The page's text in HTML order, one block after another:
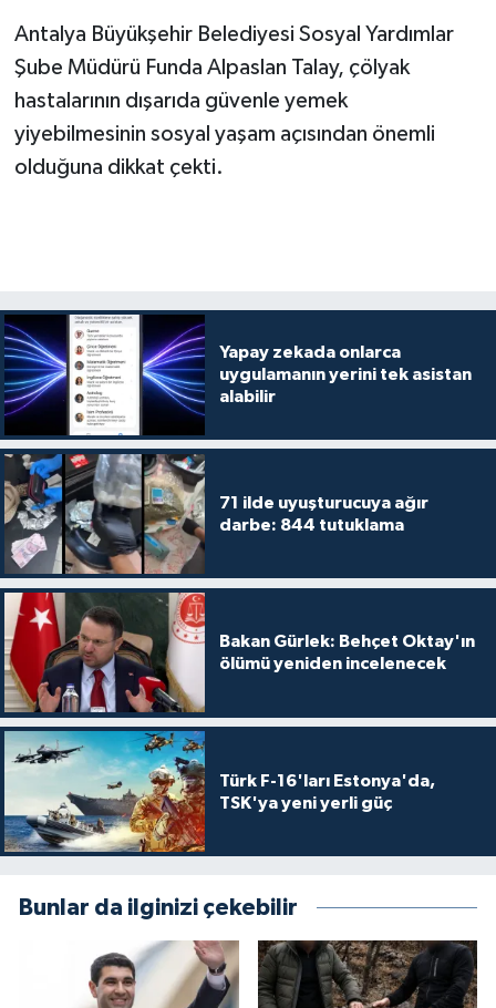
Antalya Büyükşehir Belediyesi Sosyal Yardımlar
Şube Müdürü Funda Alpaslan Talay, çölyak
hastalarının dışarıda güvenle yemek
yiyebilmesinin sosyal yaşam açısından önemli
olduğuna dikkat çekti.
Yapay zekada onlarca
uygulamanın yerini tek asistan
alabilir
71 ilde uyuşturucuya ağır
darbe: 844 tutuklama
Bakan Gürlek: Behçet Oktay'ın
ölümü yeniden incelenecek
Türk F-16'ları Estonya'da,
TSK'ya yeni yerli güç
Bunlar da ilginizi çekebilir